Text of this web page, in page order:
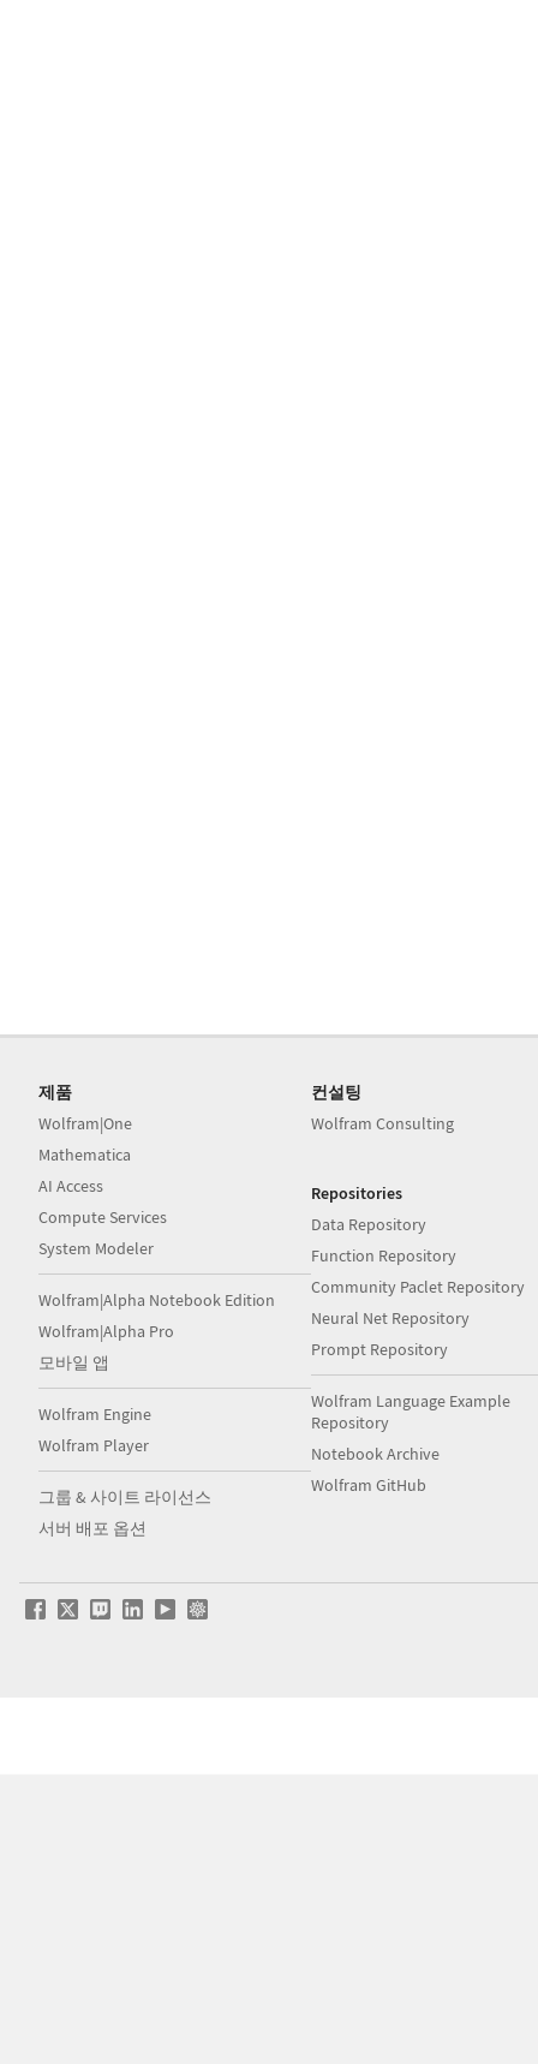
제품
Wolfram|One
Mathematica
AI Access
Compute Services
System Modeler
Wolfram|Alpha Notebook Edition
Wolfram|Alpha Pro
모바일 앱
Wolfram Engine
Wolfram Player
그룹 & 사이트 라이선스
서버 배포 옵션
컨설팅
Wolfram Consulting
Repositories
Data Repository
Function Repository
Community Paclet Repository
Neural Net Repository
Prompt Repository
Wolfram Language Example
Repository
Notebook Archive
Wolfram GitHub